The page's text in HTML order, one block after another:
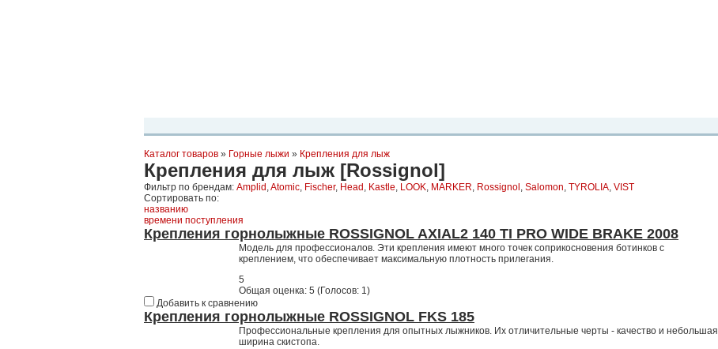
Каталог товаров » Горные лыжи » Крепления для лыж
Крепления для лыж [Rossignol]
Фильтр по брендам: Amplid ,Atomic, Fischer, Head , Kastle, LOOK, MARKER, Rossignol , Salomon, TYROLIA, VIST
Сортировать по:
названию
времени поступления
Крепления горнолыжные ROSSIGNOL AXIAL2 140 TI PRO WIDE BRAKE 2008
Модель для профессионалов. Эти крепления имеют много точек соприкосновения ботинков с
креплением, что обеспечивает максимальную плотность прилегания.
5
Общая оценка: 5 (Голосов: 1)
Добавить к сравнению
Крепления горнолыжные ROSSIGNOL FKS 185
Профессиональные крепления для опытных лыжников. Их отличительные черты - качество и небольшая
ширина скистопа.